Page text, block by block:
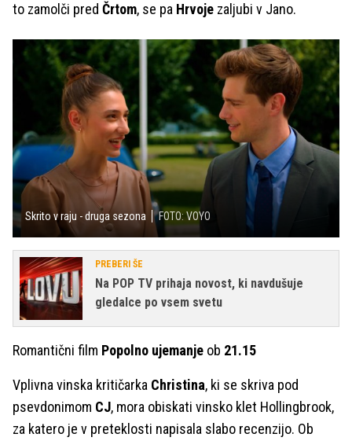
to zamolči pred Črtom, se pa Hrvoje zaljubi v Jano.
Skrito v raju - druga sezona FOTO: VOYO
PREBERI ŠE
Na POP TV prihaja novost, ki navdušuje
gledalce po vsem svetu
Romantični film Popolno ujemanje ob 21.15
Vplivna vinska kritičarka Christina, ki se skriva pod
psevdonimom CJ, mora obiskati vinsko klet Hollingbrook,
za katero je v preteklosti napisala slabo recenzijo. Ob